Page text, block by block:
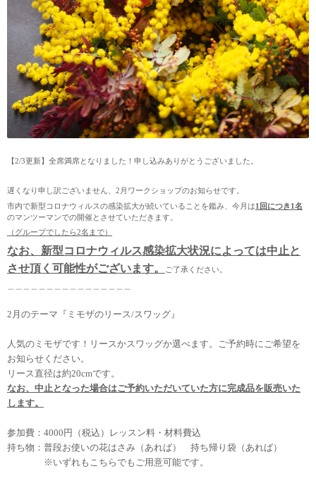
【2/3更新】全席満席となりました！申し込みありがとうございました。
遅くなり申し訳ございません、2月ワークショップのお知らせです。
市内で新型コロナウィルスの感染拡大が続いていることを鑑み、今月は1回につき1名
のマンツーマンでの開催とさせていただきます。
（グループでしたら2名まで）
なお、新型コロナウィルス感染拡大状況によっては中止と
させ頂く可能性がございます。
ご了承ください。
2月のテーマ『ミモザのリース/スワッグ』
人気のミモザです！リースかスワッグか選べます。ご予約時にご希望を
お知らせください。
リース直径は約20cmです。
なお、中止となった場合はご予約いただいていた方に完成品を販売いた
します。
参加費：4000 円（税込）レッスン料・材料費込
持ち物：普段お使いの花はさみ（あれば） 持ち帰り袋（あれば）
※いずれもこちらでもご用意可能です。